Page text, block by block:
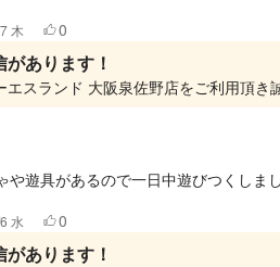
木 0
あります！
や遊具があるので一日中遊びつくしま
水 0
あります！